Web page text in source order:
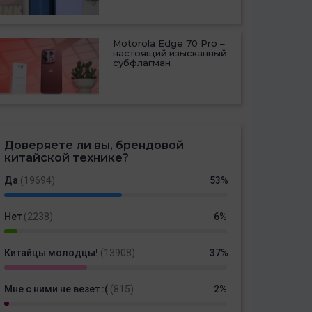
Motorola Edge 70 Pro –
настоящий изысканный
субфлагман
Доверяете ли вы, брендовой
китайской технике?
Да (19694) 53%
Нет (2238) 6%
Китайцы молодцы! (13908) 37%
Мне с ними не везет :( (815) 2%